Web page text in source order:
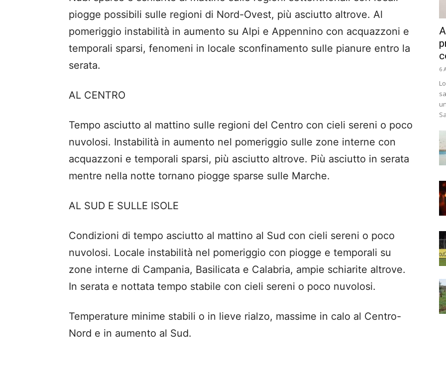
piogge possibili sulle regioni di Nord-Ovest, più asciutto altrove. Al
pomeriggio instabilità in aumento su Alpi e Appennino con acquazzoni e
temporali sparsi, fenomeni in locale sconfinamento sulle pianure entro la
serata.
AL CENTRO
Tempo asciutto al mattino sulle regioni del Centro con cieli sereni o poco
nuvolosi. Instabilità in aumento nel pomeriggio sulle zone interne con
acquazzoni e temporali sparsi, più asciutto altrove. Più asciutto in serata
mentre nella notte tornano piogge sparse sulle Marche.
AL SUD E SULLE ISOLE
Condizioni di tempo asciutto al mattino al Sud con cieli sereni o poco
nuvolosi. Locale instabilità nel pomeriggio con piogge e temporali su
zone interne di Campania, Basilicata e Calabria, ampie schiarite altrove.
In serata e nottata tempo stabile con cieli sereni o poco nuvolosi.
Temperature minime stabili o in lieve rialzo, massime in calo al Centro-
Nord e in aumento al Sud.
6